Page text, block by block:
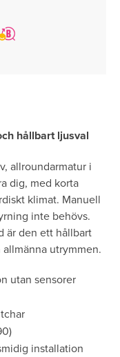
hållbartljusval
allroundarmatur i
dig, med korta
klimat. Manuell
inte behövs.
är den ett hållbart
utrymmen.
utan sensorer
installation